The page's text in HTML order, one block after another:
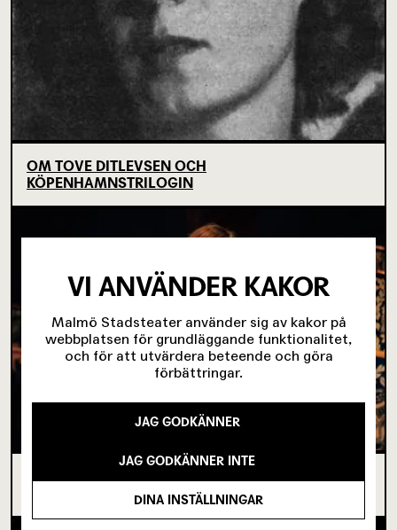
OM TOVE DITLEVSEN OCH
KÖPENHAMNSTRILOGIN
SOM ÄNNU INTE BÖRJAT
VI ANVÄNDER KAKOR
Malmö Stadsteater använder sig av kakor på
webbplatsen för grundläggande funktionalitet,
och för att utvärdera beteende och göra
förbättringar.
JAG GODKÄNNER
JAG GODKÄNNER INTE
DINA INSTÄLLNINGAR